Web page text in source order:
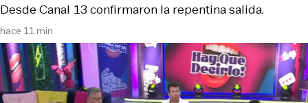
hace 11 min
Desde Canal 13 confirmaron la repentina salida.